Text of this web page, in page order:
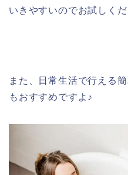
いきやすいのでお試しくだ
また、日常生活で行える
もおすすめですよ♪